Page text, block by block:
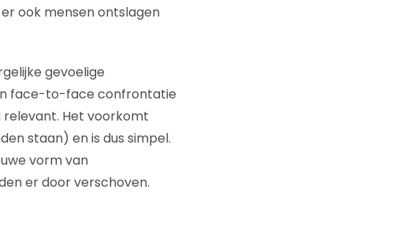
ook mensen ontslagen
gevoelige
face-to-face confrontatie
relevant. Het voorkomt
staan) en is dus simpel.
vorm van
er door verschoven.